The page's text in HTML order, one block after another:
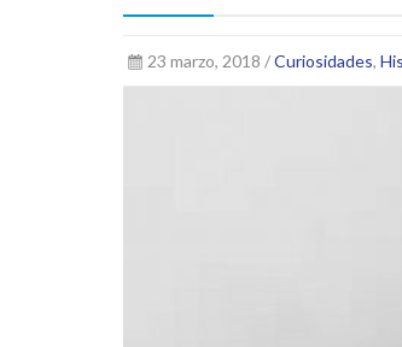
23 marzo, 2018 /Curiosidades,